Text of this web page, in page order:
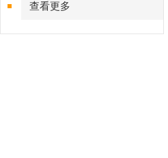
查看更多